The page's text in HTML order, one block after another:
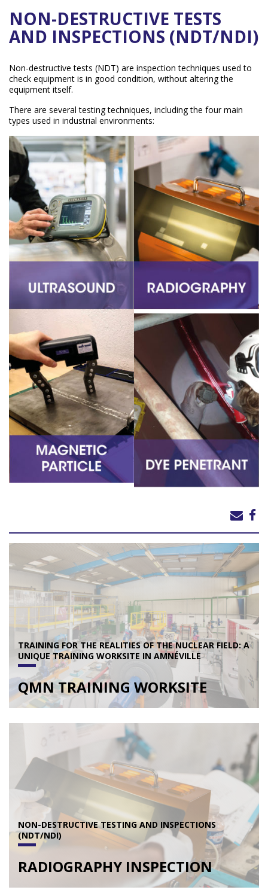
NON-DESTRUCTIVE TESTS
AND INSPECTIONS (NDT/NDI)
Non-destructive tests (NDT) are inspection techniques used to
check equipment is in good condition, without altering the
equipment itself.
There are several testing techniques, including the four main
types used in industrial environments:
TRAINING FOR THE REALITIES OF THE NUCLEAR FIELD: A
UNIQUE TRAINING WORKSITE IN AMNÉVILLE
QMN TRAINING WORKSITE
NON-DESTRUCTIVE TESTING AND INSPECTIONS
(NDT/NDI)
RADIOGRAPHY INSPECTION